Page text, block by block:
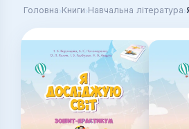
Головна›Книги›Навчальна література›